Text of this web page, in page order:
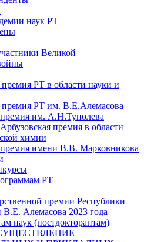
наук РТ
Великой
премия РТ в области науки и
премия РТ им. В.Е.Алемасова
им. А.Н.Туполева
премия в области
химии
имени В.В. Марковникова
РТ
премии Республики
В.Е. Алемасова 2023 года
наук (постдокторантам)